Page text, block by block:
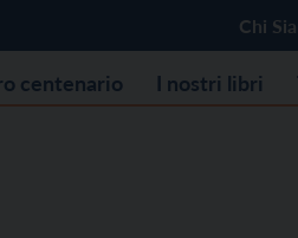
Chi
centenario I nostri libri